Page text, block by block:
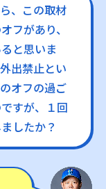
、この取材
フがあり、
と思いま
出禁止とい
オフの過ご
すが、１回
したか？